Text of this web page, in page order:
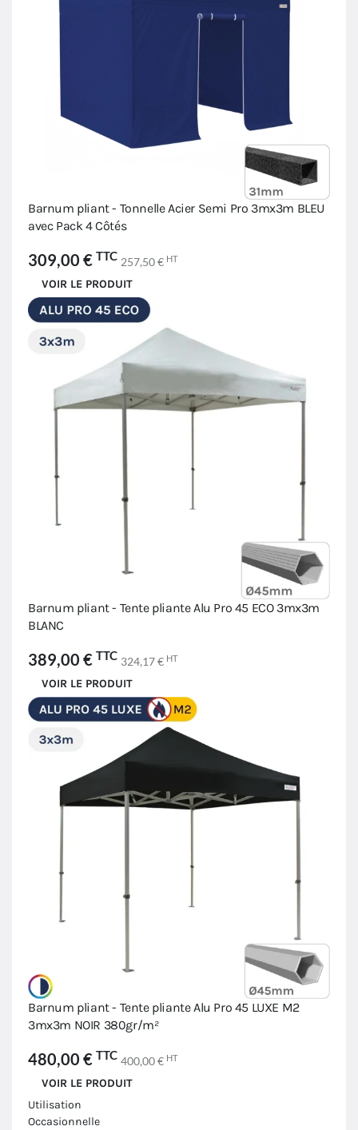
Barnum pliant - Tonnelle Acier Semi Pro 3mx3m BLEU
avec Pack 4 Côtés
309,00 € TTC 257,50 € HT
VOIR LE PRODUIT
Barnum pliant - Tente pliante Alu Pro 45 ECO 3mx3m
BLANC
389,00 € TTC 324,17 € HT
VOIR LE PRODUIT
Barnum pliant - Tente pliante Alu Pro 45 LUXE M2
3mx3m NOIR 380gr/m²
480,00 € TTC 400,00 € HT
VOIR LE PRODUIT
Utilisation
Occasionnelle